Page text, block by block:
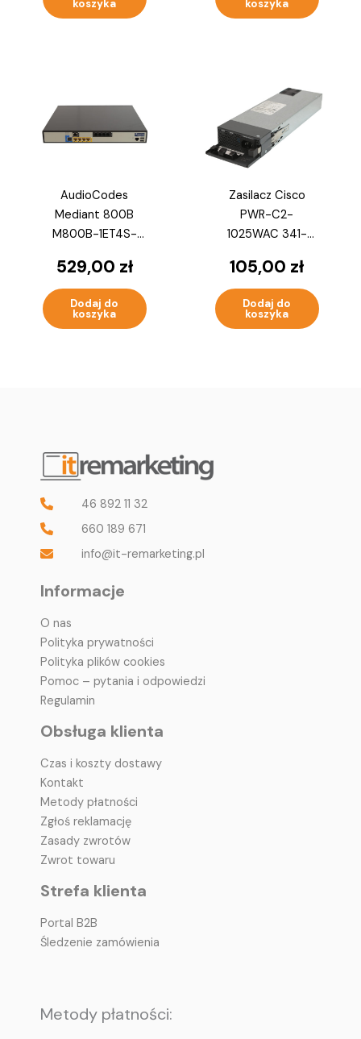
koszyka koszyka
AudioCodes
Mediant 800B
M800B-1ET4S-
E1/T1 4xFXS
529,00 zł
Dodaj do
koszyka
Zasilacz Cisco
PWR-C2-
1025WAC 341-
Catalyst
3650/3850/2960-
XR
105,00 zł
Dodaj do
koszyka
46 892 11 32
660 189 671
info@it-remarketing.pl
Informacje
O nas
Polityka prywatności
Polityka plików cookies
Pomoc – pytania i odpowiedzi
Regulamin
Obsługa klienta
Czas i koszty dostawy
Kontakt
Metody płatności
Zgłoś reklamację
Zasady zwrotów
Zwrot towaru
Strefa klienta
Portal B2B
Śledzenie zamówienia
Metody płatności: